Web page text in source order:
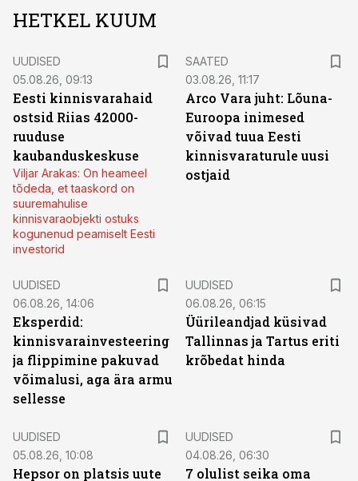
HETKEL KUUM
UUDISED
05.08.26, 09:13
Eesti kinnisvarahaid
ostsid Riias 42000-
ruuduse
kaubanduskeskuse
Viljar Arakas: On heameel
tõdeda, et taaskord on
suuremahulise
kinnisvaraobjekti ostuks
kogunenud peamiselt Eesti
investorid
SAATED
03.08.26, 11:17
Arco Vara juht: Lõuna-
Euroopa inimesed
võivad tuua Eesti
kinnisvaraturule uusi
ostjaid
UUDISED
06.08.26, 14:06
Eksperdid:
kinnisvarainvesteering
ja flippimine pakuvad
võimalusi, aga ära armu
sellesse
UUDISED
06.08.26, 06:15
Üürileandjad küsivad
Tallinnas ja Tartus eriti
krõbedat hinda
UUDISED
05.08.26, 10:08
Hepsor on platsis uute
UUDISED
04.08.26, 06:30
7 olulist seika oma